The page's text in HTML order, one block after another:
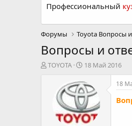
Профессиональный
Форумы Toyota Вопросы
Вопросы и
А
TOYOTA
Д
т
а
н
а
ч
18 Май 2016
18